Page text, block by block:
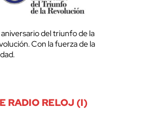
del triunfo de la
Con la fuerza de la
RADIO RELOJ (I)